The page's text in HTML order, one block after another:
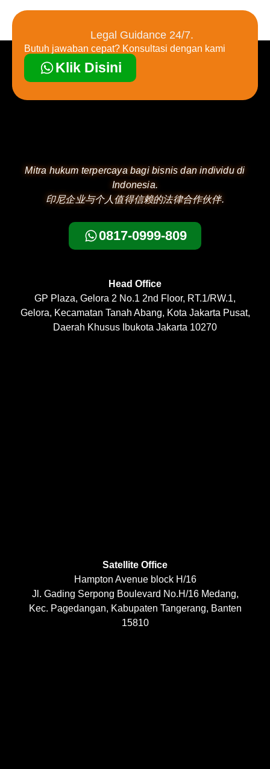
Legal Guidance 24/7.
Butuh jawaban cepat? Konsultasi dengan kami
Klik Disini
Mitra hukum terpercaya bagi bisnis dan individu di
Indonesia.
印尼企业与个人值得信赖的法律合作伙伴.
0817-0999-809
Head Office
GP Plaza, Gelora 2 No.1 2nd Floor, RT.1/RW.1,
Gelora, Kecamatan Tanah Abang, Kota Jakarta Pusat,
Daerah Khusus Ibukota Jakarta 10270
Satellite Office
Hampton Avenue block H/16
Jl. Gading Serpong Boulevard No.H/16 Medang,
Kec. Pagedangan, Kabupaten Tangerang, Banten
15810